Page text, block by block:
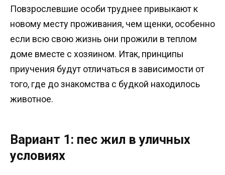
Повзрослевшие особи труднее привыкают к
новому месту проживания, чем щенки, особенно
если всю свою жизнь они прожили в теплом
доме вместе с хозяином. Итак, принципы
приучения будут отличаться в зависимости от
того, где до знакомства с будкой находилось
животное.
Вариант 1: пес жил в уличных
условиях